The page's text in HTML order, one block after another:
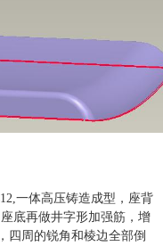
一体高压铸造成型，座背
底再做井字形加强筋，增
四周的锐角和棱边全部倒